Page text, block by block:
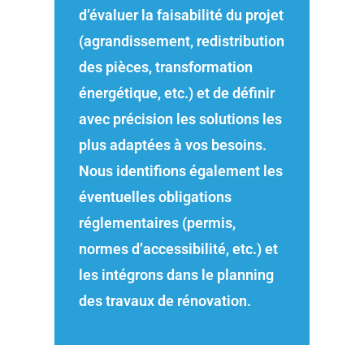
d’évaluer la faisabilité du projet
(agrandissement, redistribution
des pièces, transformation
énergétique, etc.) et de définir
avec précision les solutions les
plus adaptées à vos besoins.
Nous identifions également les
éventuelles obligations
réglementaires (permis,
normes d’accessibilité, etc.) et
les intégrons dans le planning
des travaux de rénovation.